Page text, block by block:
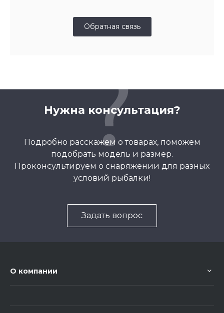
Обратная связь
Нужна консультация?
Подробно расскажем о товарах, поможем
подобрать модель и размер.
Проконсультируем о снаряжении для разных
условий рыбалки!
Задать вопрос
О компании